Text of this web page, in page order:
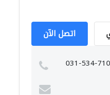
اتصل الآن
031-534-